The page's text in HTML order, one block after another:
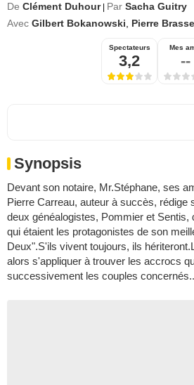
De Clément Duhour Par Sacha Guitry
Avec Gilbert Bokanowski Pierre
Spectateurs
3,2
Mes
--
Synopsis
Devant son notaire, Mr.Stéphane, ses
Pierre Carreau, auteur à succès, rédige
deux généalogistes, Pommier et Sentis,
qui étaient les protagonistes de son
Deux".S'ils vivent toujours, ils
alors s'appliquer à trouver les accrocs
successivement les couples